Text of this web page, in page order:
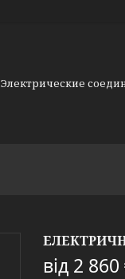
Электрические
від 2 860